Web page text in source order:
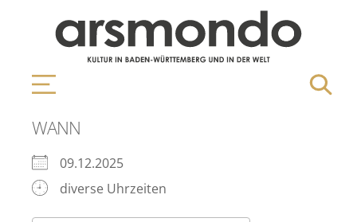
WANN
09.12.2025
diverse Uhrzeiten